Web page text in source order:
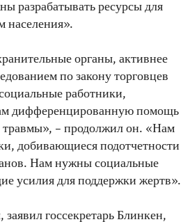
разрабатывать ресурсы для
населения».
органы, активнее
по закону торговцев
работники,
дифференцированную помощь
травмы», – продолжил он. «Нам
добивающиеся подотчетности
Нам нужны социальные
усилия для поддержки жертв».
госсекретарь Блинкен,